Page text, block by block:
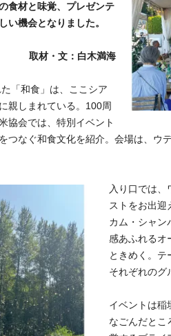
食材と味覚、プレゼンテ
い機会となりました。
取材・文：白木満海
「和食」は、ここシア
親しまれている。100周
協会では、特別イベント
つなぐ和食文化を紹介。会場は、ウ
入り口では
ストをお出迎
カム・シャン
感あふれるオ
ときめく。テ
それぞれのグ
イベントは稲
なごんだとこ